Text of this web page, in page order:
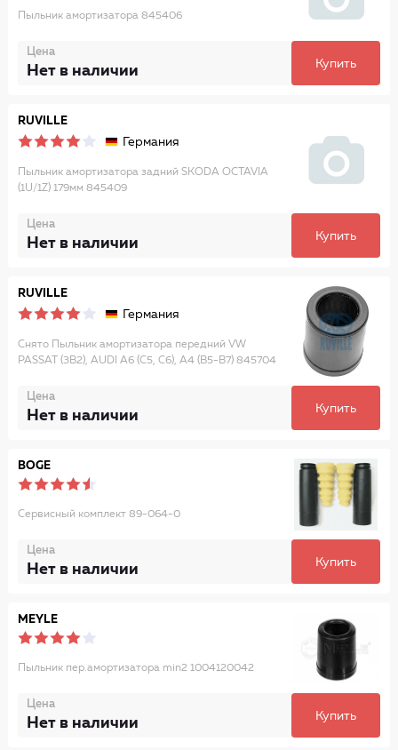
Пыльник амортизатора 845406
Цена
Нет в наличии Купить
RUVILLE
Германия
Пыльник амортизатора задний SKODA OCTAVIA
(1U/1Z) 179мм 845409
Цена
Нет в наличии Купить
RUVILLE
Германия
Снято Пыльник амортизатора передний VW
PASSAT (3B2), AUDI A6 (C5, C6), A4 (B5-B7) 845704
Цена
Нет в наличии Купить
BOGE
Сервисный комплект 89-064-0
Цена
Нет в наличии Купить
MEYLE
Пыльник пер.амортизатора min2 1004120042
Цена
Нет в наличии Купить